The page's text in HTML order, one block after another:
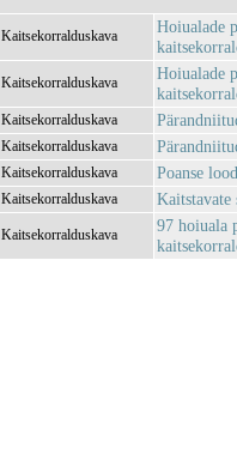
Kaitsekorralduskava
Hoiualade
Kaitsekorralduskava
Hoiualade
Kaitsekorralduskava
Kaitsekorralduskava
Kaitsekorralduskava Poanse
Kaitsekorralduskava Kaitstavate
Kaitsekorralduskava
97 hoiuala